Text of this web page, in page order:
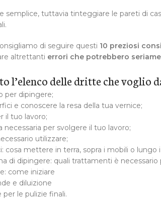
semplice, tuttavia tinteggiare le pareti di
di seguire questi 10 preziosi
altrettanti errori che potrebbero
l’elenco delle dritte che voglio
per dipingere;
e conoscere la resa della tua vernice;
il tuo lavoro;
necessaria per svolgere il tuo lavoro;
utilizzare;
cosa mettere in terra, sopra i mobili o lungo
di dipingere: quali trattamenti è necessario
come iniziare
e diluizione
le pulizie finali.